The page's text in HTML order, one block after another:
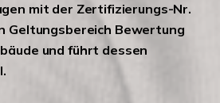
mit der Zertifizierungs-Nr.
Geltungsbereich Bewertung
und führt dessen